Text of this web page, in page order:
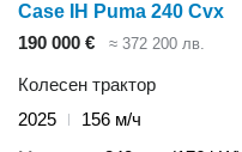
Case IH Puma 240 Cvx
190 000 €
≈ 372 200 лв.
Колесен трактор
2025
156 м/ч